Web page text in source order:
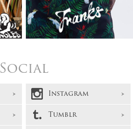
Social
Instagram
Tumblr